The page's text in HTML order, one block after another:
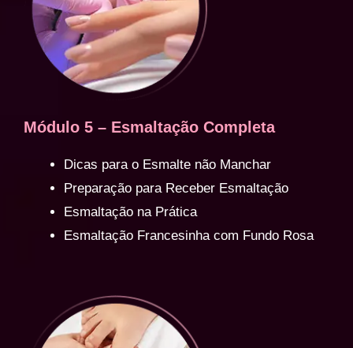
Módulo 5 – Esmaltação Completa
Dicas para o Esmalte não Manchar
Preparação para Receber Esmaltação
Esmaltação na Prática
Esmaltação Francesinha com Fundo Rosa